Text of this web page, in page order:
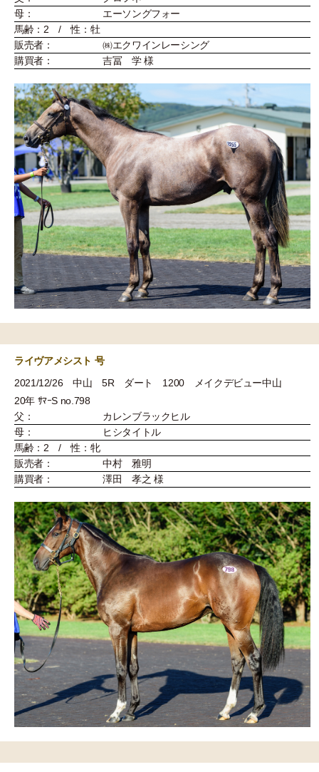
母：
エーソングフォー
馬齢：2 / 性：牡
販売者：
㈱エクワインレーシング
購買者：
吉冨 学 様
ライヴアメシスト 号
2021/12/26 中山 5R ダート 1200 メイクデビュー中山
20年 ｻﾏｰS no.798
父：
カレンブラックヒル
母：
ヒシタイトル
馬齢：2 / 性：牝
販売者：
中村 雅明
購買者：
澤田 孝之 様